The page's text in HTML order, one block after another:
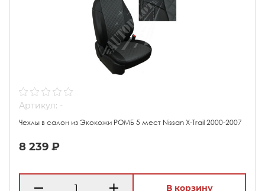
Артикул: -
Чехлы в салон из Экокожи РОМБ 5 мест Nissan X-Trail 2000-2007
8 239 ₽
В корзину